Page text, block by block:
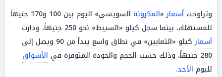
وتراوحت أسعار«المكرونة
السويسي» اليوم بين 100 و170 جنيهاً
للمستهلك، بينما سجل كيلو «السبيط» نحو 250 جنيهاً، ودارت
أسعار
كيلو «الثعابين» في نطاق واسع يبدأ من 90 ويصل إلى
280 جنيهاً، وذلك حسب الحجم والجودة المتوفرة في
الأسواق
لليوم الأحد.